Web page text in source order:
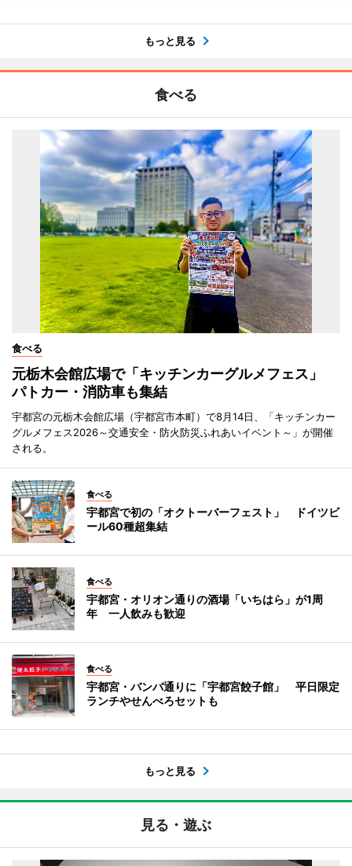
もっと見る
食べる
食べる
元栃木会館広場で「キッチンカーグルメフェス」
パトカー・消防車も集結
宇都宮の元栃木会館広場（宇都宮市本町）で8月14日、「キッチンカー
グルメフェス2026～交通安全・防火防災ふれあいイベント～」が開催
される。
食べる
宇都宮で初の「オクトーバーフェスト」 ドイツビ
ール60種超集結
食べる
宇都宮・オリオン通りの酒場「いちはら」が1周
年 一人飲みも歓迎
食べる
宇都宮・バンバ通りに「宇都宮餃子館」 平日限定
ランチやせんべろセットも
もっと見る
見る・遊ぶ